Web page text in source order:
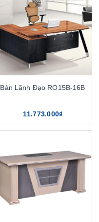
Bàn Lãnh Đạo RO15B-16B
11.773.000₫